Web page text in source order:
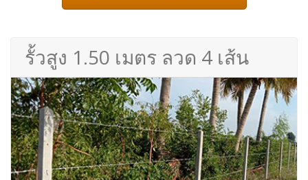
รั้วสูง 1.50 เมตร ลวด 4 เส้น